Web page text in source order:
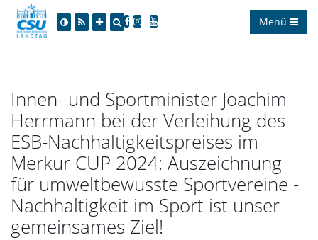
Menü
Innen- und Sportminister Joachim
Herrmann bei der Verleihung des
ESB-Nachhaltigkeitspreises im
Merkur CUP 2024: Auszeichnung
für umweltbewusste Sportvereine -
Nachhaltigkeit im Sport ist unser
gemeinsames Ziel!